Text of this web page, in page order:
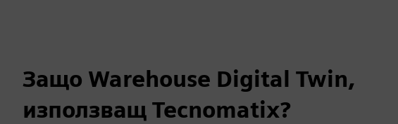
Защо Warehouse Digital Twin,
използващ Tecnomatix?